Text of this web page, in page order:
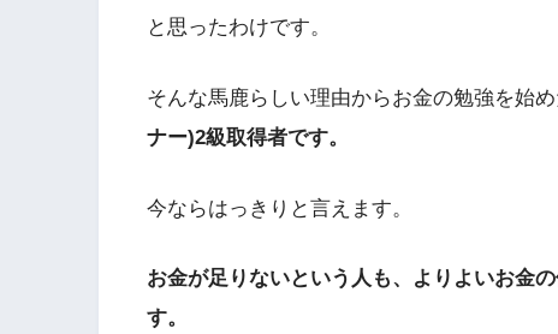
と思ったわけです。
そんな馬鹿らしい理由からお金の勉強を始め
ナー)2級取得者です。
今ならはっきりと言えます。
お金が足りないという人も、よりよいお金
す。